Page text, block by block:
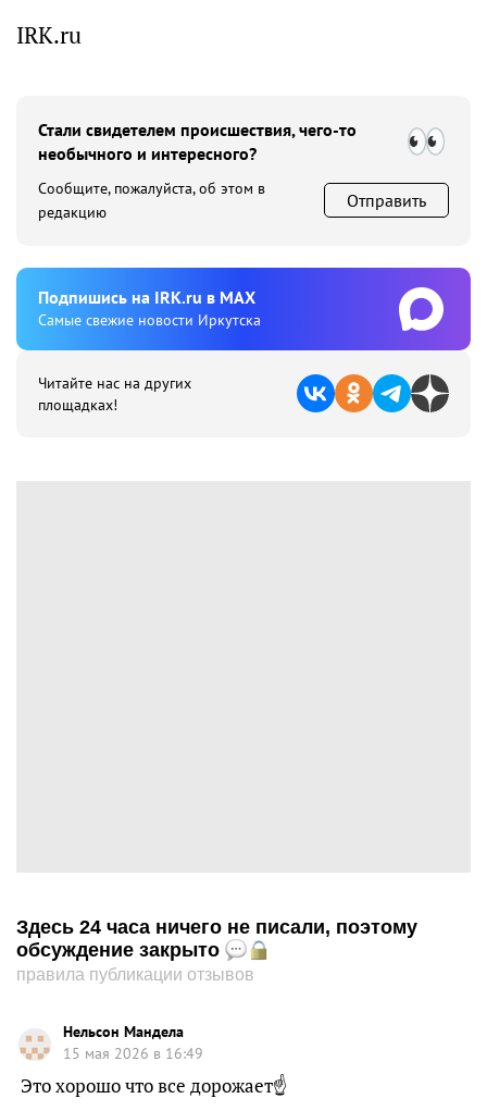
IRK.ru
Стали свидетелем происшествия, чего-то
необычного и интересного?
Сообщите, пожалуйста, об этом в
редакцию
Отправить
Подпишиcь на IRK.ru в MAX
Cамые свежие новости Иркутска
Читайте нас на других
площадках!
Здесь 24 часа ничего не писали, поэтому
обсуждение закрыто
правила публикации отзывов
Нельсон Мандела
15 мая 2026 в 16:49
Это хорошо что все дорожает☝️